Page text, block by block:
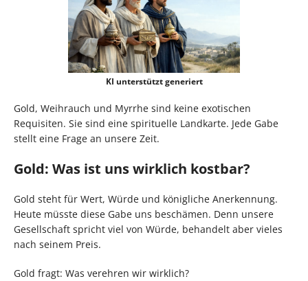
KI unterstützt generiert
Gold, Weihrauch und Myrrhe sind keine exotischen
Requisiten. Sie sind eine spirituelle Landkarte. Jede Gabe
stellt eine Frage an unsere Zeit.
Gold: Was ist uns wirklich kostbar?
Gold steht für Wert, Würde und königliche Anerkennung.
Heute müsste diese Gabe uns beschämen. Denn unsere
Gesellschaft spricht viel von Würde, behandelt aber vieles
nach seinem Preis.
Gold fragt: Was verehren wir wirklich?